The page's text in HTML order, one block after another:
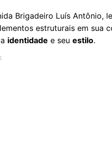
Brigadeiro Luís Antônio,
estruturais em sua
identidade e seu estilo.